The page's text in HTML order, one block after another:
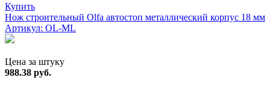
Купить
Нож строительный Olfa автостоп металлический корпус 18 мм
Артикул: OL-ML
Цена за штуку
988.38 руб.